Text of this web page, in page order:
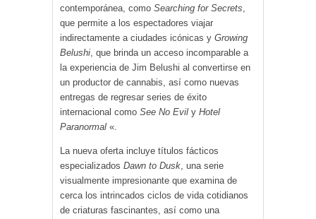
contemporánea, como Searching for Secrets,
que permite a los espectadores viajar
indirectamente a ciudades icónicas y Growing
Belushi, que brinda un acceso incomparable a
la experiencia de Jim Belushi al convertirse en
un productor de cannabis, así como nuevas
entregas de regresar series de éxito
internacional como See No Evil y Hotel
Paranormal «.
La nueva oferta incluye títulos fácticos
especializados Dawn to Dusk, una serie
visualmente impresionante que examina de
cerca los intrincados ciclos de vida cotidianos
de criaturas fascinantes, así como una